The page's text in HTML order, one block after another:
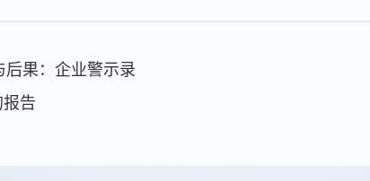
后果：企业警示录
告